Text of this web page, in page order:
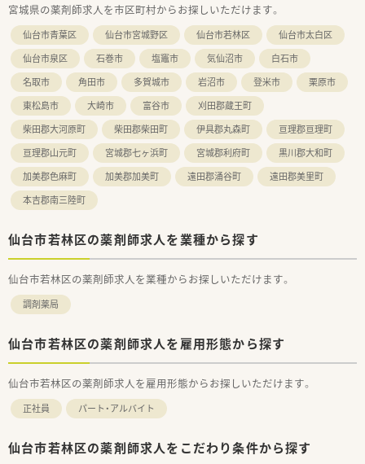
【勤務実態について】
■みなし残業時間を超える残業はほとんどなく、月10時間以内
を基本としています。
■ご本人の希望がない限り転勤はないため、腰を据えて長く働く
ことが可能です。
■2021年度の有給休暇消化日数は平均6.6日と、お休みも取得し
やすい環境です。
【想定される業務内容】
■外来の調剤・監査・服薬指導に加えて、施設や個人宅への在宅業
務もご担当いただきます。
■将来的には、外来応対や居宅指導は正社員が中心となって担っ
ていく方針です。
■施設在宅業務では、多くの処方箋を迅速かつ正確に処理する能
宮城県の薬剤師求人を市区町村からお探しいただけます。
仙台市青葉区 仙台市宮城野区 仙台市若林区
仙台市太白区
仙台市泉区
石巻市 塩竈市 気仙沼市
白石市
名取市
角田市 多賀城市 岩沼市 登米市
栗原市
東松島市
大崎市 富谷市
刈田郡蔵王町
柴田郡大河原町
柴田郡柴田町 伊具郡丸森町
亘理郡亘理町
亘理郡山元町
宮城郡七ヶ浜町 宮城郡利府町
黒川郡大和町
加美郡色麻町
加美郡加美町 遠田郡涌谷町
遠田郡美里町
本吉郡南三陸町
仙台市若林区の薬剤師求人を業種から探す
仙台市若林区の薬剤師求人を業種からお探しいただけます。
調剤薬局
仙台市若林区の薬剤師求人を雇用形態から探す
仙台市若林区の薬剤師求人を雇用形態からお探しいただけます。
正社員 パート・アルバイト
仙台市若林区の薬剤師求人をこだわり条件から探す